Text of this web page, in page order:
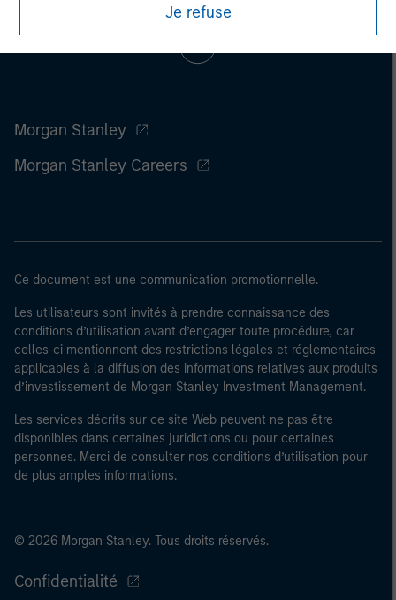
Je refuse
Morgan Stanley
Morgan Stanley Careers
Ce document est une communication promotionnelle.
Les utilisateurs sont invités à prendre connaissance des
conditions d’utilisation avant d’engager toute procédure, car
celles-ci mentionnent des restrictions légales et réglementaires
applicables à la diffusion des informations relatives aux produits
d’investissement de Morgan Stanley Investment Management.
Les services décrits sur ce site Web peuvent ne pas être
disponibles dans certaines juridictions ou pour certaines
personnes. Merci de consulter nos conditions d’utilisation pour
de plus amples informations.
© 2026 Morgan Stanley. Tous droits réservés.
Confidentialité